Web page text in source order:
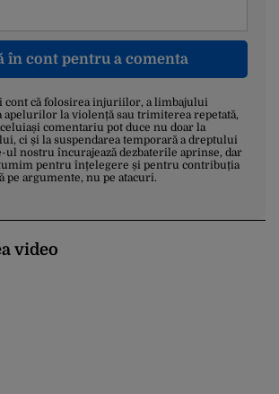
în cont pentru a comenta
cont că folosirea injuriilor, a limbajului
apelurilor la violență sau trimiterea repetată,
comentariu pot duce nu doar la
ci și la suspendarea temporară a dreptului
ul nostru încurajează dezbaterile aprinse, dar
pentru înțelegere și pentru contribuția
pe argumente, nu pe atacuri.
video